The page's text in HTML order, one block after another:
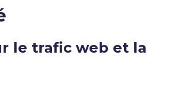
le trafic web et la